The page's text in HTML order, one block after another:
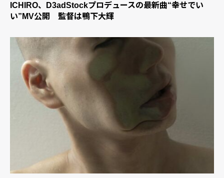
ICHIRO、D3adStockプロデュースの最新曲“幸せでい
い”MV公開 監督は鴨下大輝